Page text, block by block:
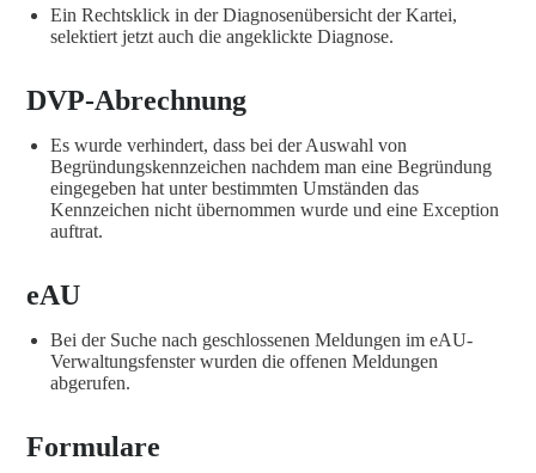
Ein Rechtsklick in der Diagnosenübersicht der Kartei,
selektiert jetzt auch die angeklickte Diagnose.
DVP-Abrechnung
Es wurde verhindert, dass bei der Auswahl von
Begründungskennzeichen nachdem man eine Begründung
eingegeben hat unter bestimmten Umständen das
Kennzeichen nicht übernommen wurde und eine Exception
auftrat.
eAU
Bei der Suche nach geschlossenen Meldungen im eAU-
Verwaltungsfenster wurden die offenen Meldungen
abgerufen.
Formulare